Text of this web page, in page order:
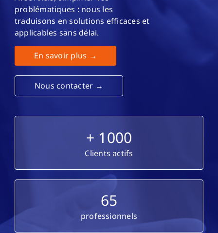
Recrutement
Contact
problématiques : nous les
traduisons en solutions efficaces et
applicables sans délai.
En savoir plus →
Nous contacter →
+ 1000
Clients actifs
65
professionnels